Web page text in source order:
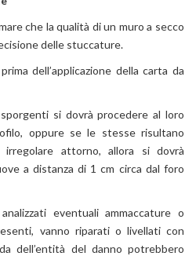
che la qualità di un muro a secco
delle stuccature.
dell’applicazione della carta da
si dovrà procedere al loro
oppure se le stesse risultano
attorno, allora si dovrà
a distanza di 1 cm circa dal foro
eventuali ammaccature o
vanno riparati o livellati con
dell’entità del danno potrebbero